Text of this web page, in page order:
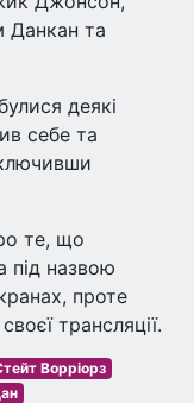
Данкан та
деякі
себе та
те, що
під назвою
проте
трансляції.
Ворріорз